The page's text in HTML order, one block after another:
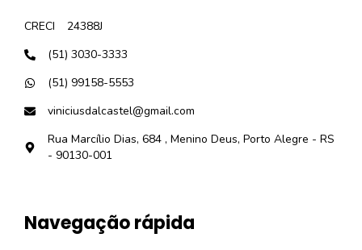
CRECI
24388J
(51) 3030-3333
(51) 99158-5553
viniciusdalcastel@gmail.com
Rua Marcílio Dias, 684 , Menino Deus, Porto Alegre - RS
- 90130-001
Navegação rápida